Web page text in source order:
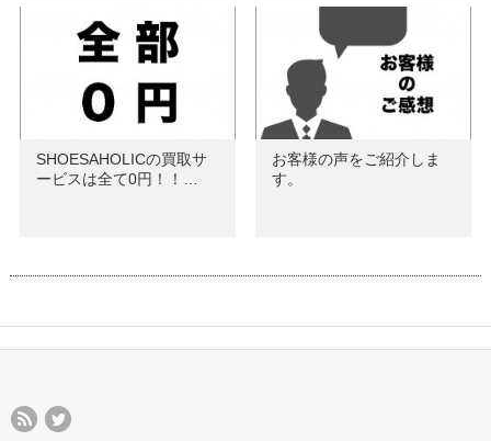
SHOESAHOLICの買取サ
ービスは全て0円！！…
お客様の声をご紹介しま
す。